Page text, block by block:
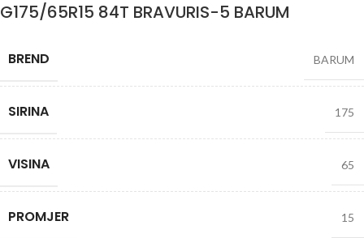
G175/65R15 84T BRAVURIS-5 BARUM
BREND BARUM
SIRINA 175
VISINA 65
PROMJER 15